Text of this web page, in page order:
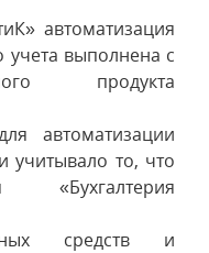
автоматизация
учета выполнена с
продукта
автоматизации
учитывало то, что
«Бухгалтерия
средств и